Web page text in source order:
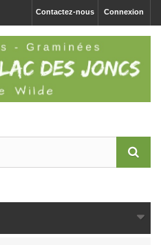
Connexion
Contactez-nous